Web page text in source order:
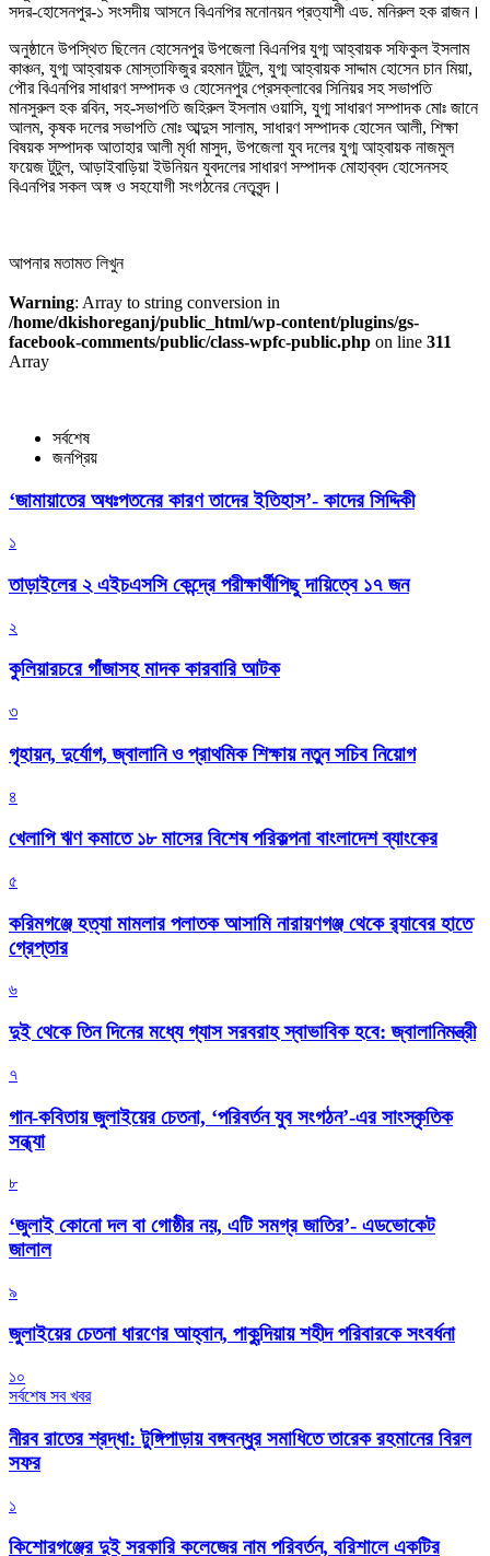
সদর-হোসেনপুর-১ সংসদীয় আসনে বিএনপির মনোনয়ন প্রত্যাশী এড. মনিরুল হক রাজন।
অনুষ্ঠানে উপস্থিত ছিলেন হোসেনপুর উপজেলা বিএনপির যুগ্ম আহ্বায়ক সফিকুল ইসলাম
কাঞ্চন, যুগ্ম আহ্বায়ক মোস্তাফিজুর রহমান টুটুল, যুগ্ম আহ্বায়ক সাদ্দাম হোসেন চান মিয়া,
পৌর বিএনপির সাধারণ সম্পাদক ও হোসেনপুর প্রেসক্লাবের সিনিয়র সহ সভাপতি
মানসুরুল হক রবিন, সহ-সভাপতি জহিরুল ইসলাম ওয়াসি, যুগ্ম সাধারণ সম্পাদক মোঃ জানে
আলম, কৃষক দলের সভাপতি মোঃ আব্দুস সালাম, সাধারণ সম্পাদক হোসেন আলী, শিক্ষা
বিষয়ক সম্পাদক আতাহার আলী মৃর্ধা মাসুদ, উপজেলা যুব দলের যুগ্ম আহ্বায়ক নাজমুল
ফয়েজ টুটুল, আড়াইবাড়িয়া ইউনিয়ন যুবদলের সাধারণ সম্পাদক মোহাব্বদ হোসেনসহ
বিএনপির সকল অঙ্গ ও সহযোগী সংগঠনের নেতৃবৃন্দ।
আপনার মতামত লিখুন
Warning: Array to string conversion in
/home/dkishoreganj/public_html/wp-content/plugins/gs-
facebook-comments/public/class-wpfc-public.php on line 311
Array
সর্বশেষ
জনপ্রিয়
‘জামায়াতের অধঃপতনের কারণ তাদের ইতিহাস’- কাদের সিদ্দিকী
১
তাড়াইলের ২ এইচএসসি কেন্দ্রে পরীক্ষার্থীপিছু দায়িত্বে ১৭ জন
২
কুলিয়ারচরে গাঁজাসহ মাদক কারবারি আটক
৩
গৃহায়ন, দুর্যোগ, জ্বালানি ও প্রাথমিক শিক্ষায় নতুন সচিব নিয়োগ
৪
খেলাপি ঋণ কমাতে ১৮ মাসের বিশেষ পরিকল্পনা বাংলাদেশ ব্যাংকের
৫
করিমগঞ্জে হত্যা মামলার পলাতক আসামি নারায়ণগঞ্জ থেকে র‌্যাবের হাতে
গ্রেপ্তার
৬
দুই থেকে তিন দিনের মধ্যে গ্যাস সরবরাহ স্বাভাবিক হবে: জ্বালানিমন্ত্রী
৭
গান-কবিতায় জুলাইয়ের চেতনা, ‘পরিবর্তন যুব সংগঠন’-এর সাংস্কৃতিক
সন্ধ্যা
৮
‘জুলাই কোনো দল বা গোষ্ঠীর নয়, এটি সমগ্র জাতির’- এডভোকেট
জালাল
৯
জুলাইয়ের চেতনা ধারণের আহ্বান, পাকুন্দিয়ায় শহীদ পরিবারকে সংবর্ধনা
১০
সর্বশেষ সব খবর
নীরব রাতের শ্রদ্ধা: টুঙ্গিপাড়ায় বঙ্গবন্ধুর সমাধিতে তারেক রহমানের বিরল
সফর
১
কিশোরগঞ্জের দুই সরকারি কলেজের নাম পরিবর্তন, বরিশালে একটির